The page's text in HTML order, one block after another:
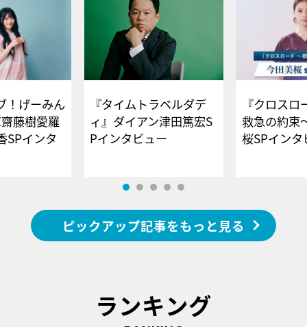
！げーみん
藤樹愛羅
SPインタ
『タイムトラベルダデ
ィ』ダイアン津田篤宏S
Pインタビュー
『クロス
救急の約束
桜SPイ
ピックアップ記事をもっと見る
ランキング